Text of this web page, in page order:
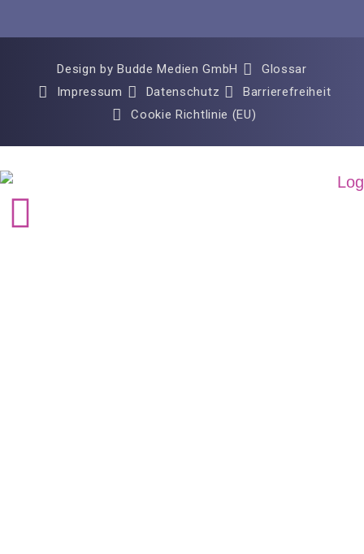
Design by Budde Medien GmbH
Glossar
Impressum
Datenschutz
Barrierefreiheit
Cookie Richtlinie (EU)